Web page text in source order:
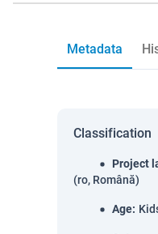
Metadata
Classification
Project
(ro, Română)
Age: